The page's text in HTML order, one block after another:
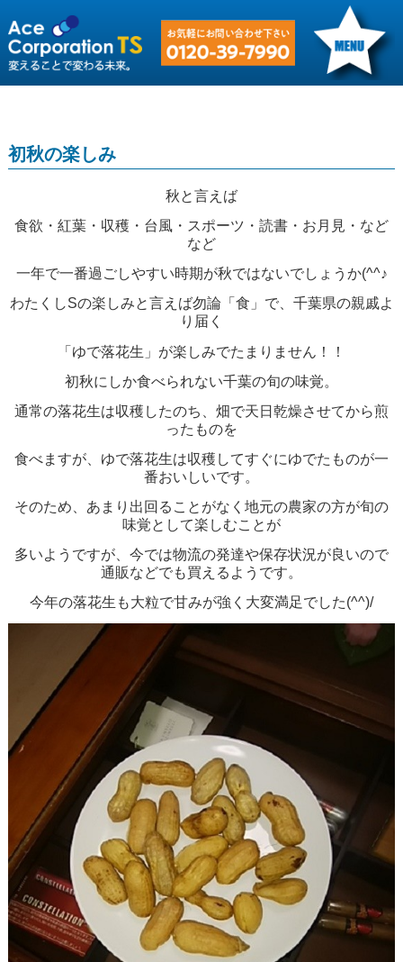
初秋の楽しみ
秋と言えば
食欲・紅葉・収穫・台風・スポーツ・読書・お月見・など
など
一年で一番過ごしやすい時期が秋ではないでしょうか(^^♪
わたくしSの楽しみと言えば勿論「食」で、千葉県の親戚よ
り届く
「ゆで落花生」が楽しみでたまりません！！
初秋にしか食べられない千葉の旬の味覚。
通常の落花生は収穫したのち、畑で天日乾燥させてから煎
ったものを
食べますが、ゆで落花生は収穫してすぐにゆでたものが一
番おいしいです。
そのため、あまり出回ることがなく地元の農家の方が旬の
味覚として楽しむことが
多いようですが、今では物流の発達や保存状況が良いので
通販などでも買えるようです。
今年の落花生も大粒で甘みが強く大変満足でした(^^)/